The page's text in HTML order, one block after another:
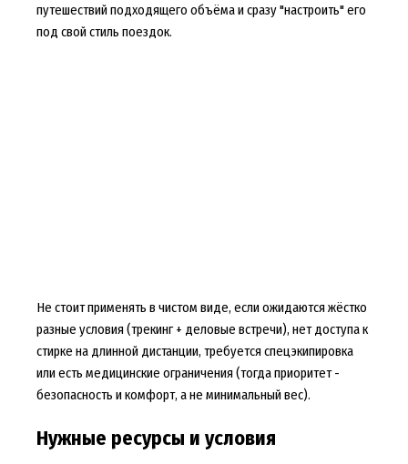
путешествийподходящего объёма и сразу "настроить" его
под свой стиль поездок.
Не стоит применять в чистом виде, если ожидаются жёстко
разные условия (трекинг + деловые встречи), нет доступа к
стирке на длинной дистанции, требуется спецэкипировка
или есть медицинские ограничения (тогда приоритет -
безопасность и комфорт, а не минимальный вес).
Нужные ресурсы и условия